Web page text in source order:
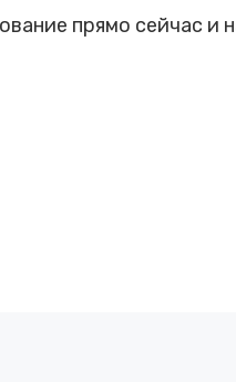
прямо сейчас и